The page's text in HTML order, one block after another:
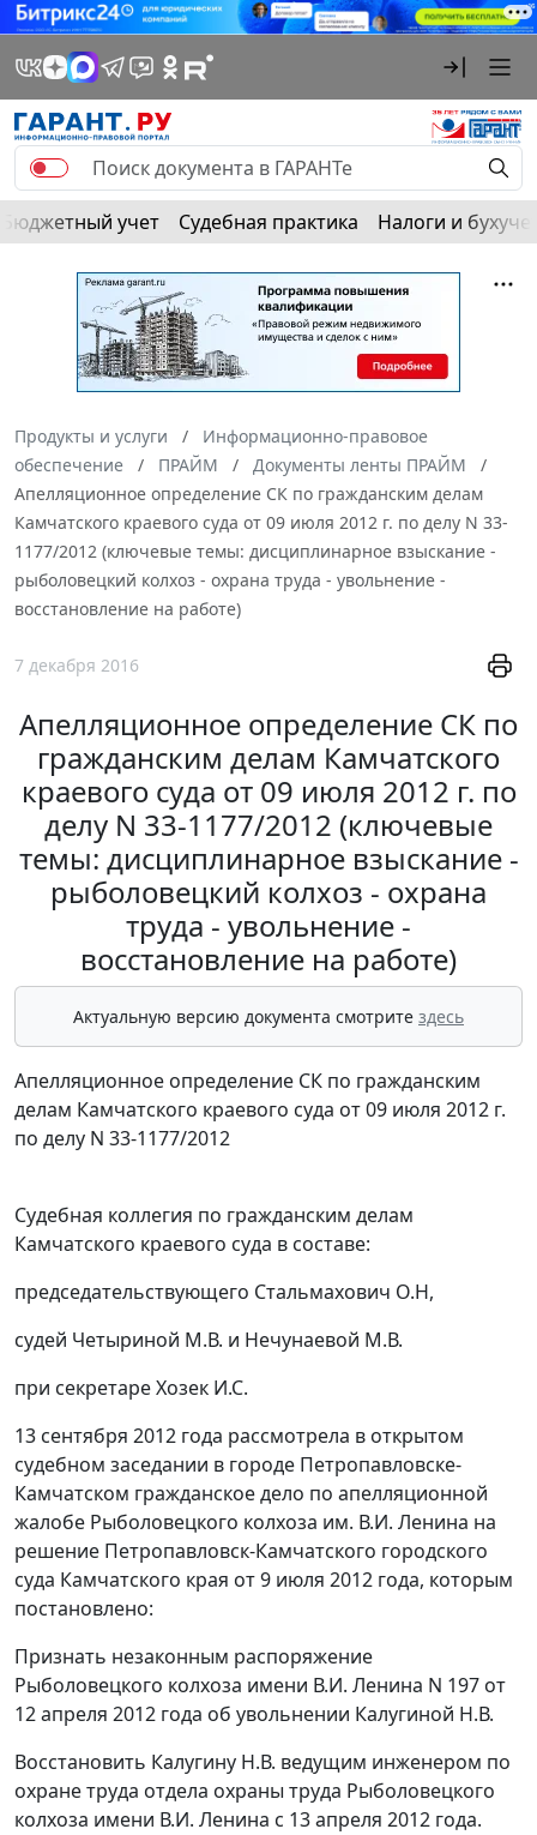
Бюджетный учет Судебная практика Налоги и
Продукты и услуги
Информационно-правовое
обеспечение
ПРАЙМ
Документы ленты ПРАЙМ
Апелляционное определение СК по гражданским делам
Камчатского краевого суда от 09 июля 2012 г. по делу N 33-
1177/2012 (ключевые темы: дисциплинарное взыскание -
рыболовецкий колхоз - охрана труда - увольнение -
восстановление на работе)
7 декабря 2016
Апелляционное определение СК по
гражданским делам Камчатского
краевого суда от 09 июля 2012 г. по
делу N 33-1177/2012 (ключевые
темы: дисциплинарное взыскание -
рыболовецкий колхоз - охрана
труда - увольнение -
восстановление на работе)
Актуальную версию документа смотрите здесь
Апелляционное определение СК по гражданским
делам Камчатского краевого суда от 09 июля 2012 г.
по делу N 33-1177/2012
Судебная коллегия по гражданским делам
Камчатского краевого суда в составе:
председательствующего Стальмахович О.Н,
судей Четыриной М.В. и Нечунаевой М.В.
при секретаре Хозек И.С.
13 сентября 2012 года рассмотрела в открытом
судебном заседании в городе Петропавловске-
Камчатском гражданское дело по апелляционной
жалобе Рыболовецкого колхоза им. В.И. Ленина на
решение Петропавловск-Камчатского городского
суда Камчатского края от 9 июля 2012 года, которым
постановлено:
Признать незаконным распоряжение
Рыболовецкого колхоза имени В.И. Ленина N 197 от
12 апреля 2012 года об увольнении Калугиной Н.В.
Восстановить Калугину Н.В. ведущим инженером по
охране труда отдела охраны труда Рыболовецкого
колхоза имени В.И. Ленина с 13 апреля 2012 года.